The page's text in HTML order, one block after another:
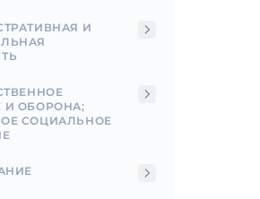
И
И ОБОРОНА;
СОЦИАЛЬНОЕ